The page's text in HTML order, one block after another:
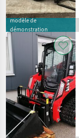
modèle de
démonstration